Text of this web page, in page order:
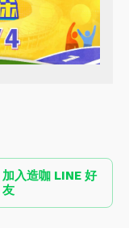
加入造咖 LINE 好
友